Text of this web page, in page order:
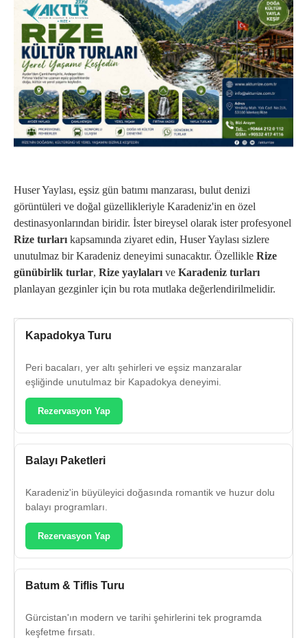
Huser Yaylası, eşsiz gün batımı manzarası, bulut denizi
görüntüleri ve doğal güzellikleriyle Karadeniz'in en özel
destinasyonlarından biridir. İster bireysel olarak ister profesyonel
Rize turları kapsamında ziyaret edin, Huser Yaylası sizlere
unutulmaz bir Karadeniz deneyimi sunacaktır. Özellikle Rize
günübirlik turlar, Rize yaylaları ve Karadeniz turları
planlayan gezginler için bu rota mutlaka değerlendirilmelidir.
Kapadokya Turu
Peri bacaları, yer altı şehirleri ve eşsiz manzaralar
eşliğinde unutulmaz bir Kapadokya deneyimi.
Rezervasyon Yap
Balayı Paketleri
Karadeniz'in büyüleyici doğasında romantik ve huzur dolu
balayı programları.
Rezervasyon Yap
Batum & Tiflis Turu
Gürcistan'ın modern ve tarihi şehirlerini tek programda
keşfetme fırsatı.